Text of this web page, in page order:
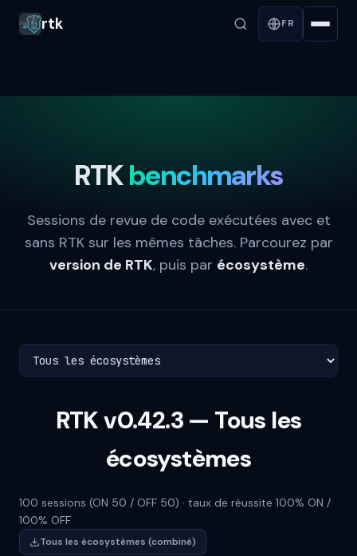
rtk FR
RTKbenchmarks
Sessions de revue de code exécutées avec et
sans RTK sur les mêmes tâches. Parcourez par
version de RTK, puis par écosystème.
RTK v0.42.3 — Tous les
écosystèmes
100 sessions (ON 50 / OFF 50) · taux de réussite 100% ON /
100% OFF
Tous les écosystèmes (combiné)